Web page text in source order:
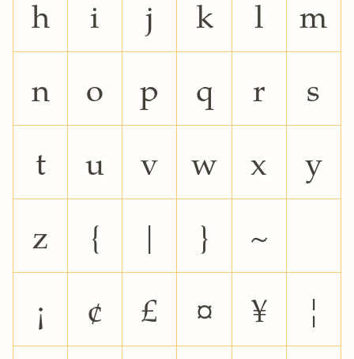
h
i j k l
m
n
o p q r
s
t
u v w x
y
z
{ | }
~
¡
¢ £ ¤ ¥
¦